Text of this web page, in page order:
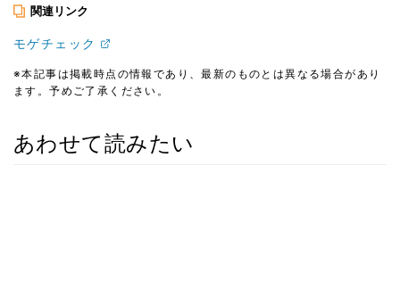
関連リンク
モゲチェック
※本記事は掲載時点の情報であり、最新のものとは異なる場合があり
ます。予めご了承ください。
あわせて読みたい